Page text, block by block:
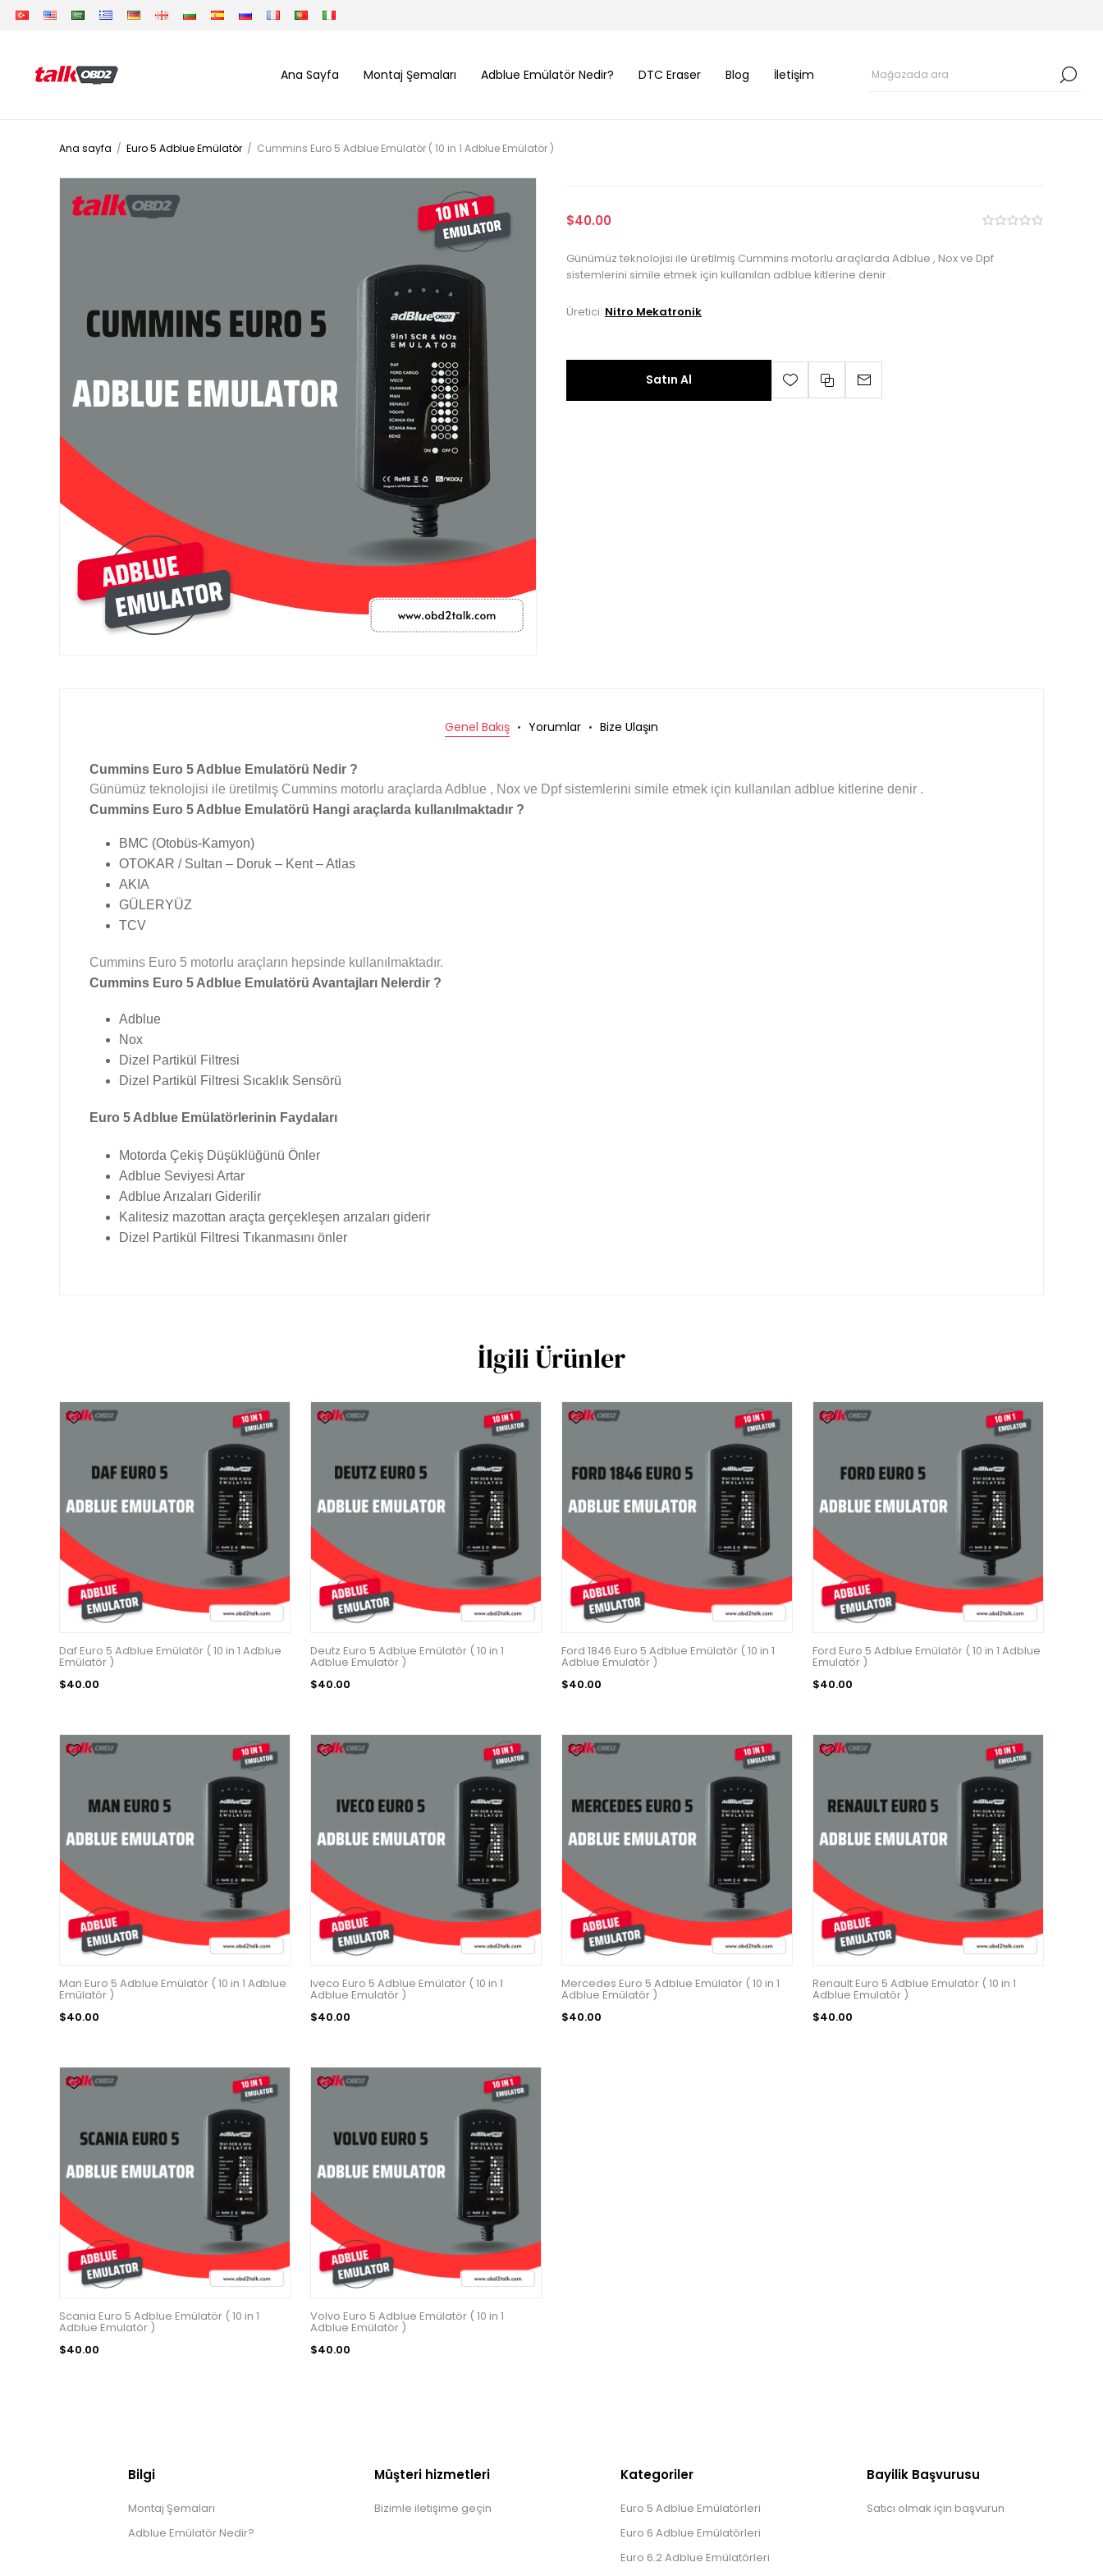
Ana Sayfa Montaj Şemaları Adblue Emülatör Nedir? DTC Eraser Blog İletişim
Ana sayfa / Euro 5 Adblue Emülatör / Cummins Euro 5 Adblue Emülatör ( 10 in 1 Adblue Emülatör )
$40.00
Günümüz teknolojisi ile üretilmiş Cummins motorlu araçlarda Adblue , Nox ve Dpf
sistemlerini simile etmek için kullanılan adblue kitlerine denir .
Üretici: Nitro Mekatronik
Satın Al
Genel Bakış Yorumlar Bize Ulaşın
Cummins Euro 5 Adblue Emulatörü Nedir ?
Günümüz teknolojisi ile üretilmiş Cummins motorlu araçlarda Adblue , Nox ve Dpf sistemlerini simile etmek için kullanılan adblue kitlerine denir .
Cummins Euro 5 Adblue Emulatörü Hangi araçlarda kullanılmaktadır ?
BMC (Otobüs-Kamyon)
OTOKAR / Sultan – Doruk – Kent – Atlas
AKIA
GÜLERYÜZ
TCV
Cummins Euro 5 motorlu araçların hepsinde kullanılmaktadır.
Cummins Euro 5 Adblue Emulatörü Avantajları Nelerdir ?
Adblue
Nox
Dizel Partikül Filtresi
Dizel Partikül Filtresi Sıcaklık Sensörü
Euro 5 Adblue Emülatörlerinin Faydaları
Motorda Çekiş Düşüklüğünü Önler
Adblue Seviyesi Artar
Adblue Arızaları Giderilir
Kalitesiz mazottan araçta gerçekleşen arızaları giderir
Dizel Partikül Filtresi Tıkanmasını önler
İlgili Ürünler
Daf Euro 5 Adblue Emülatör ( 10 in 1 Adblue
Emülatör )
$40.00
Deutz Euro 5 Adblue Emülatör ( 10 in 1
Adblue Emulatör )
$40.00
Ford 1846 Euro 5 Adblue Emülatör ( 10 in 1
Adblue Emulatör )
$40.00
Ford Euro 5 Adblue Emülatör ( 10 in 1 Adblue
Emulatör )
$40.00
Man Euro 5 Adblue Emülatör ( 10 in 1 Adblue
Emülatör )
$40.00
Iveco Euro 5 Adblue Emülatör ( 10 in 1
Adblue Emulatör )
$40.00
Mercedes Euro 5 Adblue Emülatör ( 10 in 1
Adblue Emülatör )
$40.00
Renault Euro 5 Adblue Emulatör ( 10 in 1
Adblue Emulatör )
$40.00
Scania Euro 5 Adblue Emülatör ( 10 in 1
Adblue Emulatör )
$40.00
Volvo Euro 5 Adblue Emülatör ( 10 in 1
Adblue Emülatör )
$40.00
Bilgi
Montaj Şemaları
Adblue Emülatör Nedir?
Müşteri hizmetleri
Bizimle iletişime geçin
Kategoriler
Euro 5 Adblue Emülatörleri
Euro 6 Adblue Emülatörleri
Euro 6.2 Adblue Emülatörleri
Bayilik Başvurusu
Satıcı olmak için başvurun